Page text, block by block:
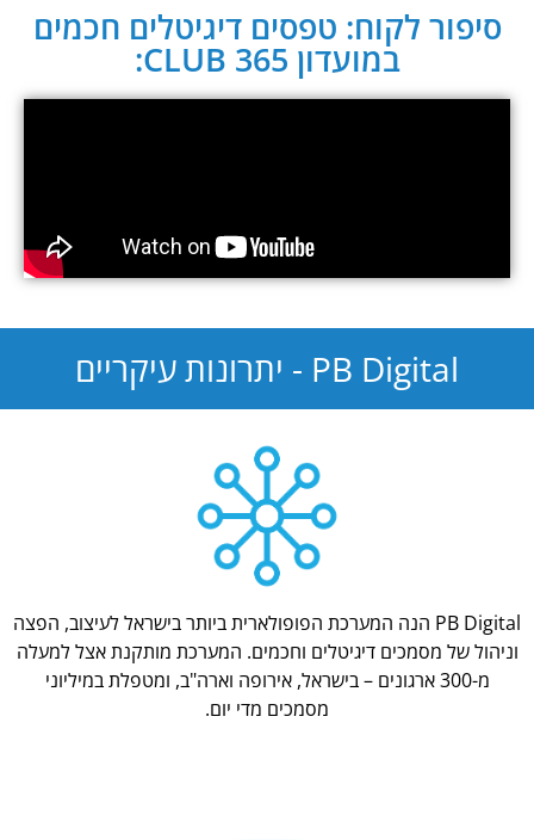
סיפור לקוח: טפסים דיגיטלים חכמים
במועדון CLUB 365:
PB Digital - יתרונות עיקריים
PB Digital הנה המערכת הפופולארית ביותר בישראל לעיצוב, הפצה
וניהול של מסמכים דיגיטלים וחכמים. המערכת מותקנת אצל למעלה
מ-300 ארגונים – בישראל, אירופה וארה"ב, ומטפלת במיליוני
מסמכים מדי יום.